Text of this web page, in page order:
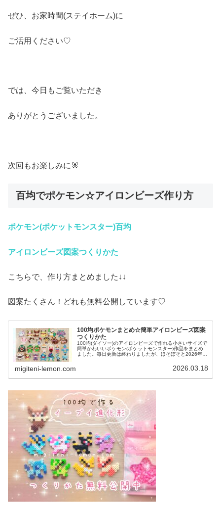
ぜひ、お家時間(ステイホーム)に
ご活用ください♡
では、今日もご覧いただき
ありがとうございました。
次回もお楽しみに🐰
百均でポケモン☆アイロンビーズ作り方
ポケモン(ポケットモンスター)百均
アイロンビーズ図案つくりかた
こちらで、作り方まとめました↓↓
図案たくさん！どれも無料公開しています♡
100均ポケモンまとめ☆簡単アイロンビーズ図案
つくりかた
100均(ダイソー)のアイロンビーズで作れる小さいサイズで
簡単かわいいポケモン(ポケットモンスター)作品をまとめ
ました。毎日更新は終わりましたが、ほそぼそと2026年も
migiteni-lemon.com 2026.03.18